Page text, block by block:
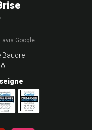
avis Google
Baudre